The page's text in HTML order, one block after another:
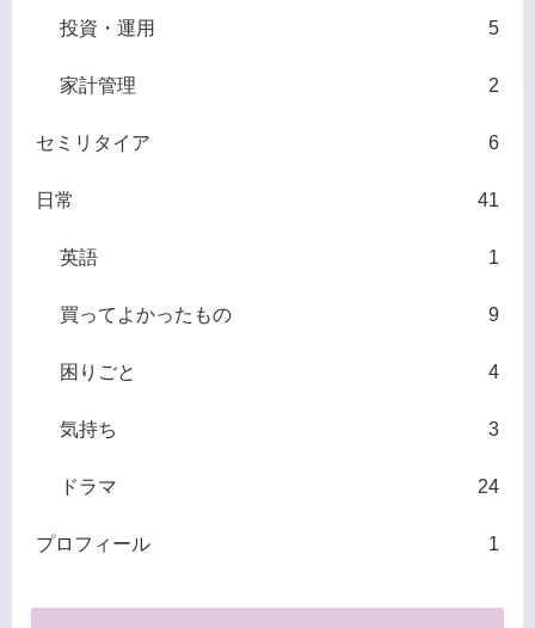
投資・運用 5
家計管理 2
セミリタイア 6
日常 41
英語 1
買ってよかったもの 9
困りごと 4
気持ち 3
ドラマ 24
プロフィール 1